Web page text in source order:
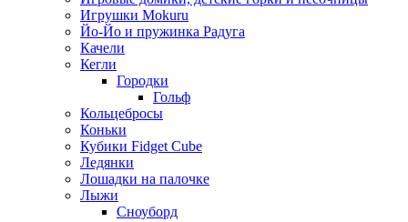
Игрушки Mokuru
Йо-Йо и пружинка Радуга
Качели
Кегли
Городки
Гольф
Кольцебросы
Коньки
Кубики Fidget Cube
Ледянки
Лошадки на палочке
Лыжи
Сноуборд